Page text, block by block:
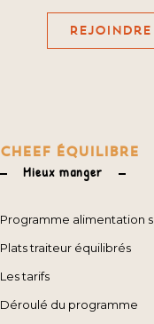
Rejoindre
CHEEF ÉQUILIBRE
Mieux manger
Programme alimentation
Plats traiteur équilibrés
Les tarifs
Déroulé du programme